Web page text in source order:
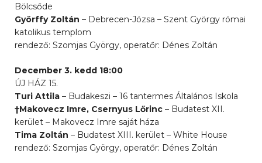
Bölcsőde
Györffy Zoltán – Debrecen-Józsa – Szent György római
katolikus templom
rendező: Szomjas György, operatőr: Dénes Zoltán
December 3. kedd 18:00
ÚJ HÁZ 15.
Turi Attila – Budakeszi – 16 tantermes Általános Iskola
†Makovecz Imre, Csernyus Lőrinc – Budatest XII.
kerület – Makovecz Imre saját háza
Tima Zoltán – Budatest XIII. kerület – White House
rendező: Szomjas György, operatőr: Dénes Zoltán